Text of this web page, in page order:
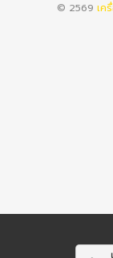
© 2569 เค